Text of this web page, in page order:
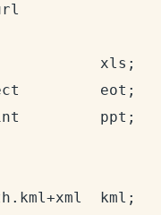
xls;
eot;
ppt;
kml;